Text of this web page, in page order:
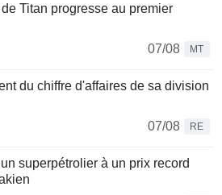
Titan progresse au premier
07/08
MT
du chiffre d'affaires de sa division
07/08
RE
superpétrolier à un prix record